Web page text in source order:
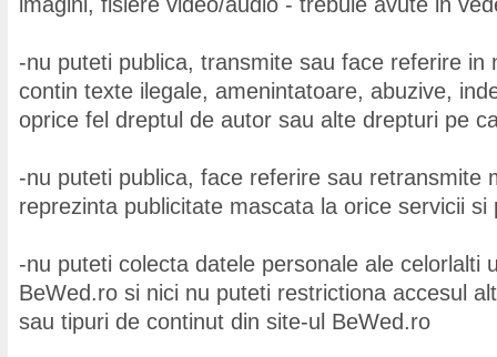
-nu puteti publica, transmite sau face referire in
contin texte ilegale, amenintatoare, abuzive,
oprice fel dreptul de autor sau alte drepturi pe
-nu puteti publica, face referire sau retransmite
reprezinta publicitate mascata la orice servicii si
-nu puteti colecta datele personale ale celorlalti
BeWed.ro si nici nu puteti restrictiona accesul
sau tipuri de continut din site-ul BeWed.ro